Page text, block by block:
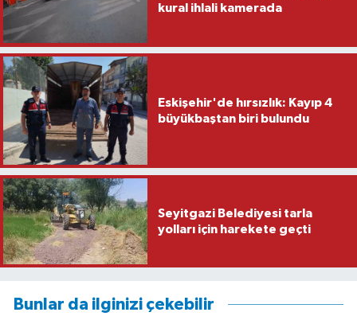
kural ihlali kamerada
Eskişehir'de hırsızlık: Kayıp 4
büyükbaştan biri bulundu
Seyitgazi Belediyesi tarla
yolları için harekete geçti
Bunlar da ilginizi çekebilir